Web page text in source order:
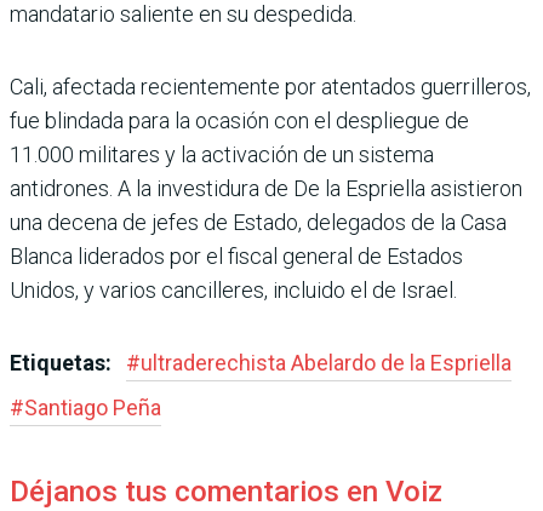
man­datario saliente en su despe­dida.
Cali, afectada recientemente por atentados guerrilleros,
fue blindada para la ocasión con el despliegue de
11.000 militares y la activación de un sistema
antidrones. A la investidura de De la Esprie­lla asistieron
una decena de jefes de Estado, delegados de la Casa
Blanca liderados por el fiscal general de Estados
Unidos, y varios cancilleres, incluido el de Israel.
Etiquetas: #ultraderechista Abe­lardo de la Espriella
#Santiago Peña
Déjanos tus comentarios en Voiz